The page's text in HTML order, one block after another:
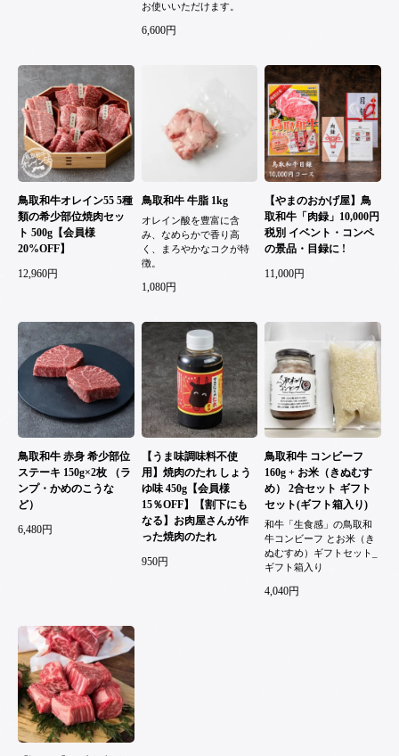
お使いいただけます。
6,600円
鳥取和牛オレイン55 5種
類の希少部位焼肉セッ
ト 500g【会員様
20%OFF】
12,960円
鳥取和牛 牛脂 1kg
オレイン酸を豊富に含
み、なめらかで香り高
く、まろやかなコクが特
徴。
1,080円
【やまのおかげ屋】鳥
取和牛「肉録」10,000円
税別 イベント・コンペ
の景品・目録に !
11,000円
鳥取和牛 赤身 希少部位
ステーキ 150g×2枚 （ラ
ンプ・かめのこうな
ど）
6,480円
【うま味調味料不使
用】焼肉のたれ しょう
ゆ味 450g【会員様
15％OFF】【割下にも
なる】お肉屋さんが作
った焼肉のたれ
950円
鳥取和牛 コンビーフ
160g + お米（きぬむす
め） 2合セット ギフト
セット(ギフト箱入り)
和牛「生食感」の鳥取和
牛コンビーフ とお米（き
ぬむすめ）ギフトセット_
ギフト箱入り
4,040円